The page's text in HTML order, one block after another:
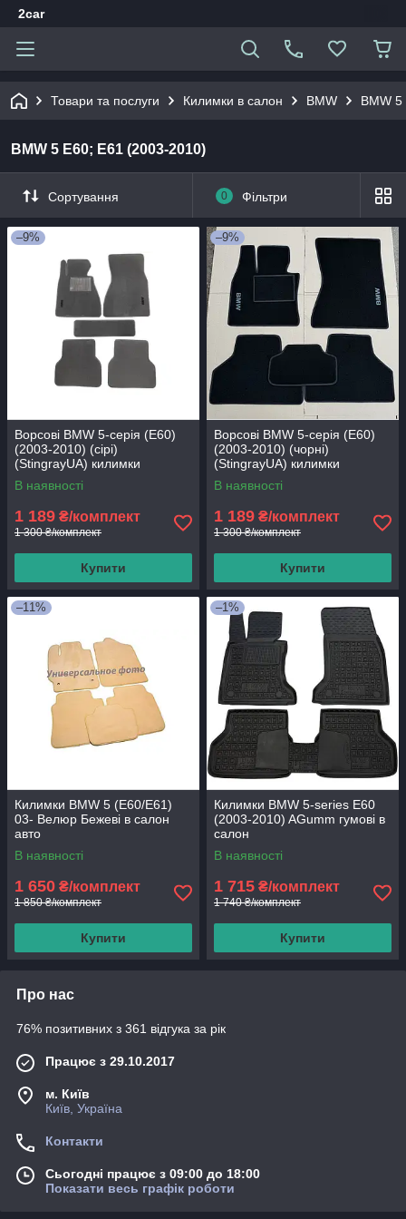
2car
Товари та послуги Килимки в салон BMW BMW
BMW 5 E60; Е61 (2003-2010)
Сортування 0 Фільтри
–9%
Ворсові BMW 5-серія (E60)
(2003-2010) (сірі)
(StingrayUA) килимки
текстильні в салон авто
В наявності
1 189 ₴/комплект
1 300 ₴/комплект
Купити
–9%
Ворсові BMW 5-серія (E60)
(2003-2010) (чорні)
(StingrayUA) килимки
текстильні в салон авто
В наявності
1 189 ₴/комплект
1 300 ₴/комплект
Купити
–11%
Килимки BMW 5 (E60/E61)
03- Велюр Бежеві в салон
авто
В наявності
1 650 ₴/комплект
1 850 ₴/комплект
Купити
–1%
Килимки BMW 5-series E60
(2003-2010) AGumm гумові в
салон
В наявності
1 715 ₴/комплект
1 740 ₴/комплект
Купити
Про нас
76% позитивних з 361 відгука за рік
Працює з 29.10.2017
м. Київ
Київ, Україна
Контакти
Сьогодні працює з 09:00 до 18:00
Показати весь графік роботи